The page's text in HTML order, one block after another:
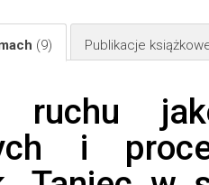
(9) Publikacje
ruchu
i